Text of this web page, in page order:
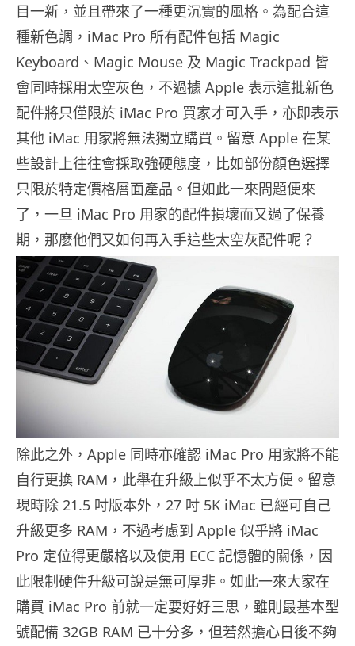
目一新，並且帶來了一種更沉實的風格。為配合這
種新色調，iMac Pro 所有配件包括 Magic
Keyboard、Magic Mouse 及 Magic Trackpad 皆
會同時採用太空灰色，不過據 Apple 表示這批新色
配件將只僅限於 iMac Pro 買家才可入手，亦即表示
其他 iMac 用家將無法獨立購買。留意 Apple 在某
些設計上往往會採取強硬態度，比如部份顏色選擇
只限於特定價格層面產品。但如此一來問題便來
了，一旦 iMac Pro 用家的配件損壞而又過了保養
期，那麼他們又如何再入手這些太空灰配件呢？
除此之外，Apple 同時亦確認 iMac Pro 用家將不能
自行更換 RAM，此舉在升級上似乎不太方便。留意
現時除 21.5 吋版本外，27 吋 5K iMac 已經可自己
升級更多 RAM，不過考慮到 Apple 似乎將 iMac
Pro 定位得更嚴格以及使用 ECC 記憶體的關係，因
此限制硬件升級可說是無可厚非。如此一來大家在
購買 iMac Pro 前就一定要好好三思，雖則最基本型
號配備 32GB RAM 已十分多，但若然擔心日後不夠